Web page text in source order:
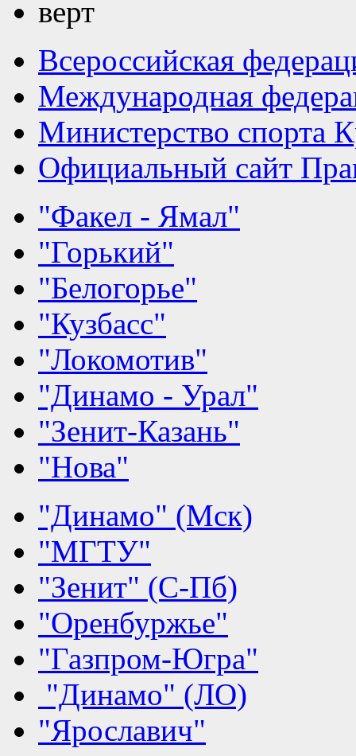
Всероссийская
Международная
Министерство спорта
Официальный сайт
"Факел - Ямал"
"Горький"
"Белогорье"
"Кузбасс"
"Локомотив"
"Динамо - Урал"
"Зенит-Казань"
"Нова"
"Динамо" (Мск)
"МГТУ"
"Зенит" (С-Пб)
"Оренбуржье"
"Газпром-Югра"
"Динамо" (ЛО)
"Ярославич"